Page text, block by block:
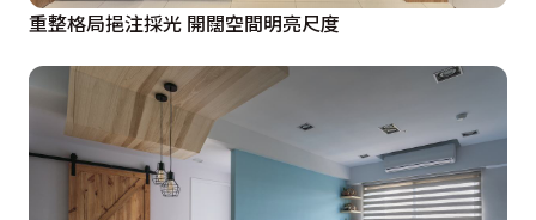
重整格局挹注採光 開闊空間明亮尺度